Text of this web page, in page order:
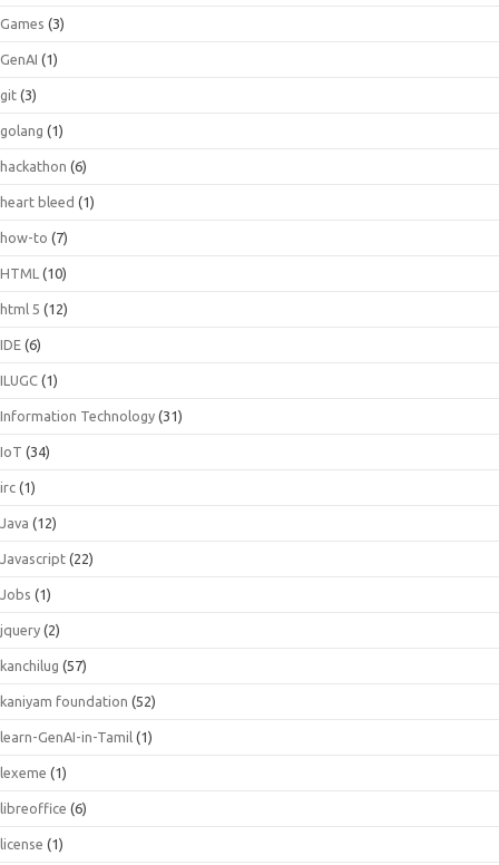
Games (3)
GenAI (1)
git (3)
golang (1)
hackathon (6)
heart bleed (1)
how-to (7)
HTML (10)
html 5 (12)
IDE (6)
ILUGC (1)
Information Technology (31)
IoT (34)
irc (1)
Java (12)
Javascript (22)
Jobs (1)
jquery (2)
kanchilug (57)
kaniyam foundation (52)
learn-GenAI-in-Tamil (1)
lexeme (1)
libreoffice (6)
license (1)